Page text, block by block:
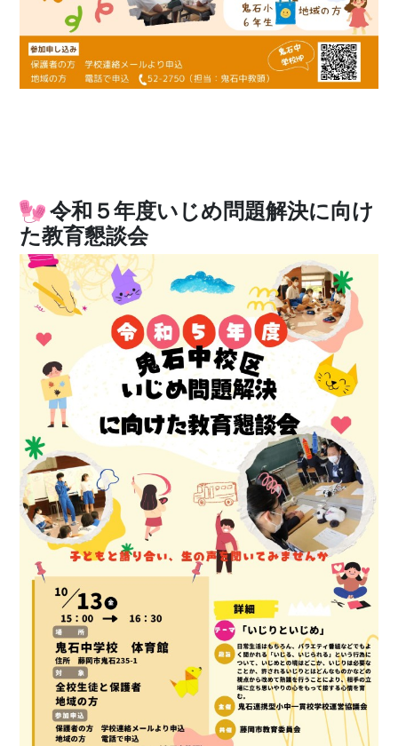
令和５年度いじめ問題解決に向け
た教育懇談会